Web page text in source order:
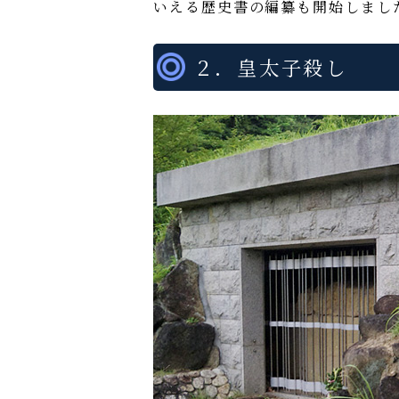
いえる歴史書の編纂も開始しまし
２．皇太子殺し